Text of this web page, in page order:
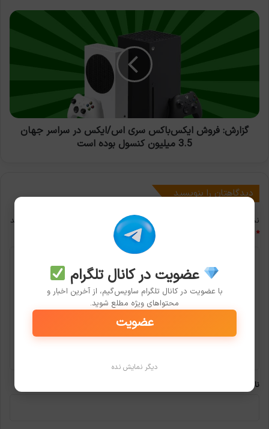
گزارش:
جهان
گزارش: فروش ایکس‌باکس سری اس/ایکس در سراسر جهان
3.5 میلیون کنسول بوده است
دیدگاهتان را بنویسید
نشانی ایمیل شما منتشر نخواهد شد. بخش‌های موردنیاز علامت‌گذاری شده‌اند
*
نام
عضویت در کانال تلگرام
با عضویت در کانال تلگرام ساویس‌گیم، از آخرین اخبار و
محتواهای ویژه مطلع شوید.
عضویت
دیگر نمایش نده